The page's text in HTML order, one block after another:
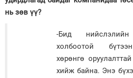
нь зөв үү?
-Бид
холбоотой
хөрөнгө
хийж байна. Энэ